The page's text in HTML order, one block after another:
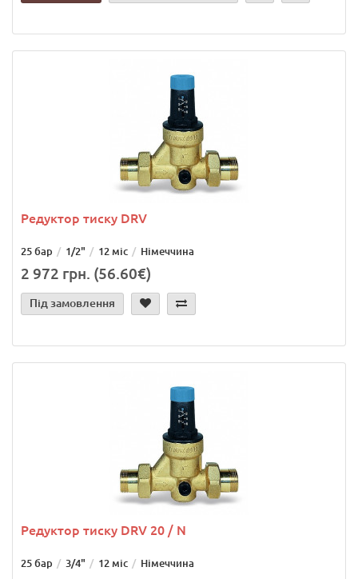
Редуктор тиску DRV
25 бар 1/2" 12 міс Німеччина
2 972 грн. (56.60€)
Під замовлення
Редуктор тиску DRV 20 / N
25 бар 3/4" 12 міс Німеччина